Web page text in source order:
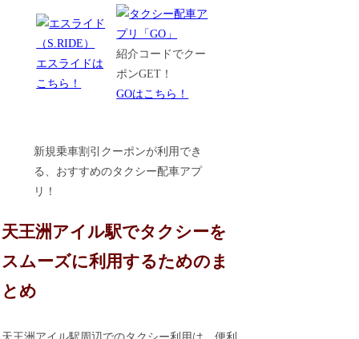
エスライドは
こちら！
紹介コードでクー
ポンGET！
GOはこちら！
新規乗車割引クーポンが利用でき
る、おすすめのタクシー配車アプ
リ！
天王洲アイル駅でタクシーを
スムーズに利用するためのま
とめ